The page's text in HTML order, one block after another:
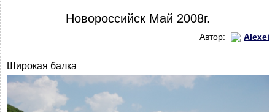
Новороссийск Май 2008г.
Автор: Alexei
Широкая балка